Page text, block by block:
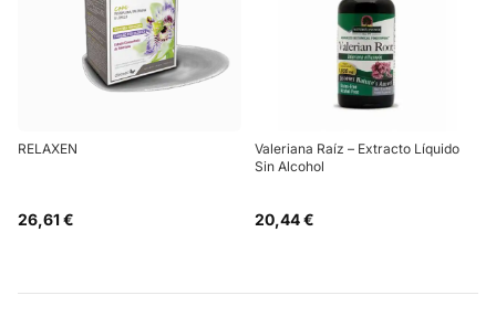
RELAXEN
26,61 €
Valeriana Raíz – Extracto Líquido
Sin Alcohol
20,44 €